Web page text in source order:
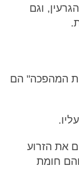
וגם
המהפכה" הם
את הזרוע
חומת